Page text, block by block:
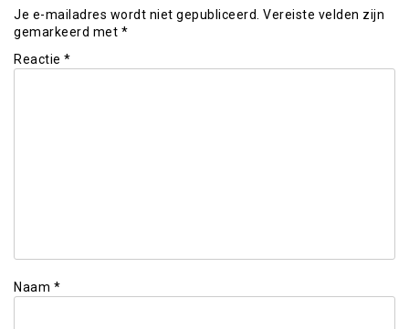
Je e-mailadres wordt niet gepubliceerd. Vereiste velden zijn
gemarkeerd met *
Reactie *
Naam *